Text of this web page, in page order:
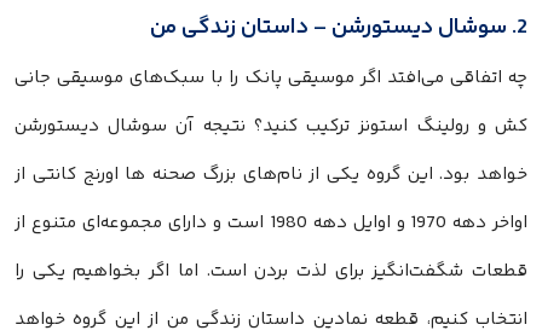
2. سوشال دیستورشن – داستان زندگی من
چه اتفاقی می‌افتد اگر موسیقی پانک را با سبک‌های موسیقی جانی
کش و رولینگ استونز ترکیب کنید؟ نتیجه آن سوشال دیستورشن
خواهد بود. این گروه یکی از نام‌های بزرگ صحنه ها اورنج کانتی از
اواخر دهه 1970 و اوایل دهه 1980 است و دارای مجموعه‌ای متنوع از
قطعات شگفت‌انگیز برای لذت بردن است. اما اگر بخواهیم یکی را
انتخاب کنیم، قطعه نمادین داستان زندگی من از این گروه خواهد